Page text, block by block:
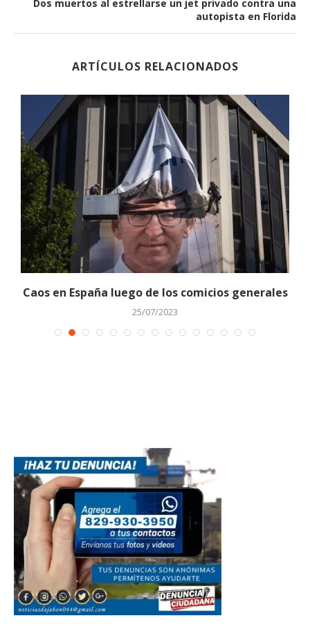
Dos muertos al estrellarse un jet privado contra una
autopista en Florida
ARTÍCULOS RELACIONADOS
Caos en España luego de los comicios generales
25/07/2023